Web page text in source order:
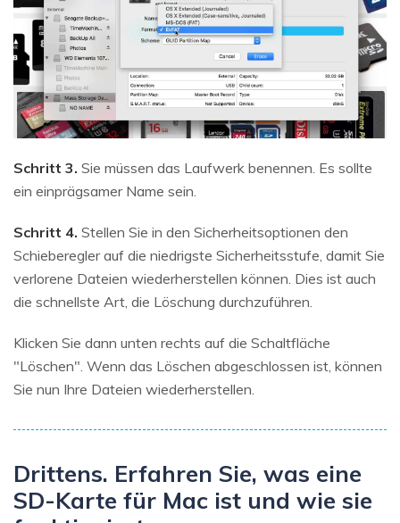
Schritt 3. Sie müssen das Laufwerk benennen. Es sollte
ein einprägsamer Name sein.
Schritt 4. Stellen Sie in den Sicherheitsoptionen den
Schieberegler auf die niedrigste Sicherheitsstufe, damit Sie
verlorene Dateien wiederherstellen können. Dies ist auch
die schnellste Art, die Löschung durchzuführen.
Klicken Sie dann unten rechts auf die Schaltfläche
"Löschen". Wenn das Löschen abgeschlossen ist, können
Sie nun Ihre Dateien wiederherstellen.
Drittens. Erfahren Sie, was eine
SD-Karte für Mac ist und wie sie